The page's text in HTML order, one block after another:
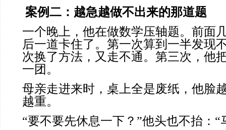
案例二：越急越做不出来的那道题
一个晚上，他在做数学压轴题。前面
后一道卡住了。第一次算到一半发现
次换了方法，又走不通。第三次，他
一团。
母亲走进来时，桌上全是废纸，他脸
越重。
“要不要先休息一下？”他头也不抬：“